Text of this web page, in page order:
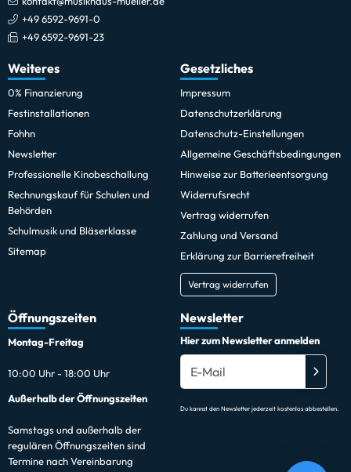
+49 6592-9691-0
+49 6592-9691-23
Weiteres
0% Finanzierung
Festinstallationen
Fohhn
Newsletter
Professionelle Kinobeschallung
Rechnungskauf für Schulen und
Behörden
Schulmusik und Bläserklasse
Sitemap
Gesetzliches
Impressum
Datenschutzerklärung
Datenschutz-Einstellungen
Allgemeine Geschäftsbedingungen
Hinweise zur Batterieentsorgung
Widerrufsrecht
Vertrag widerrufen
Zahlung und Versand
Erklärung zur Barrierefreiheit
Vertrag widerrufen
Öffnungszeiten
Montag-Freitag
10:00 Uhr - 18:00 Uhr
Außerhalb der Öffnungszeiten
Samstags und außerhalb der
regulären Öffnungszeiten sind
Termine nach Vereinbarung
Newsletter
Hier zum Newsletter anmelden
Du kannst den Newsletter jederzeit kostenlos abbestellen.